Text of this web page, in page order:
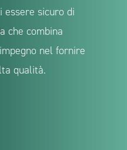
essere sicuro di
che combina
nel fornire
qualità.